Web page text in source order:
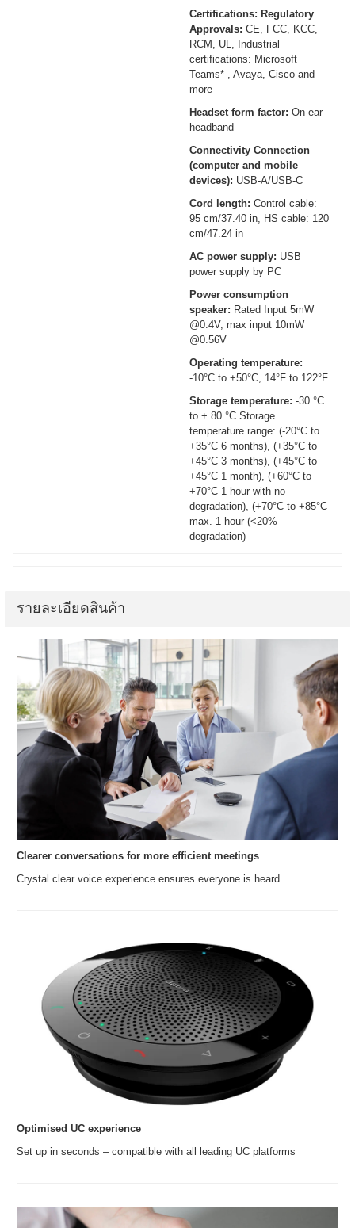
Certifications: Regulatory
Approvals: CE, FCC, KCC,
RCM, UL, Industrial
certifications: Microsoft
Teams* , Avaya, Cisco and
more
Headset form factor: On-ear
headband
Connectivity Connection
(computer and mobile
devices): USB-A/USB-C
Cord length: Control cable:
95 cm/37.40 in, HS cable: 120
cm/47.24 in
AC power supply: USB
power supply by PC
Power consumption
speaker: Rated Input 5mW
@0.4V, max input 10mW
@0.56V
Operating temperature:
-10°C to +50°C, 14°F to 122°F
Storage temperature: -30 °C
to + 80 °C Storage
temperature range: (-20°C to
+35°C 6 months), (+35°C to
+45°C 3 months), (+45°C to
+45°C 1 month), (+60°C to
+70°C 1 hour with no
degradation), (+70°C to +85°C
max. 1 hour (<20%
degradation)
รายละเอียดสินค้า
Clearer conversations for more efficient meetings
Crystal clear voice experience ensures everyone is heard
Optimised UC experience
Set up in seconds – compatible with all leading UC platforms